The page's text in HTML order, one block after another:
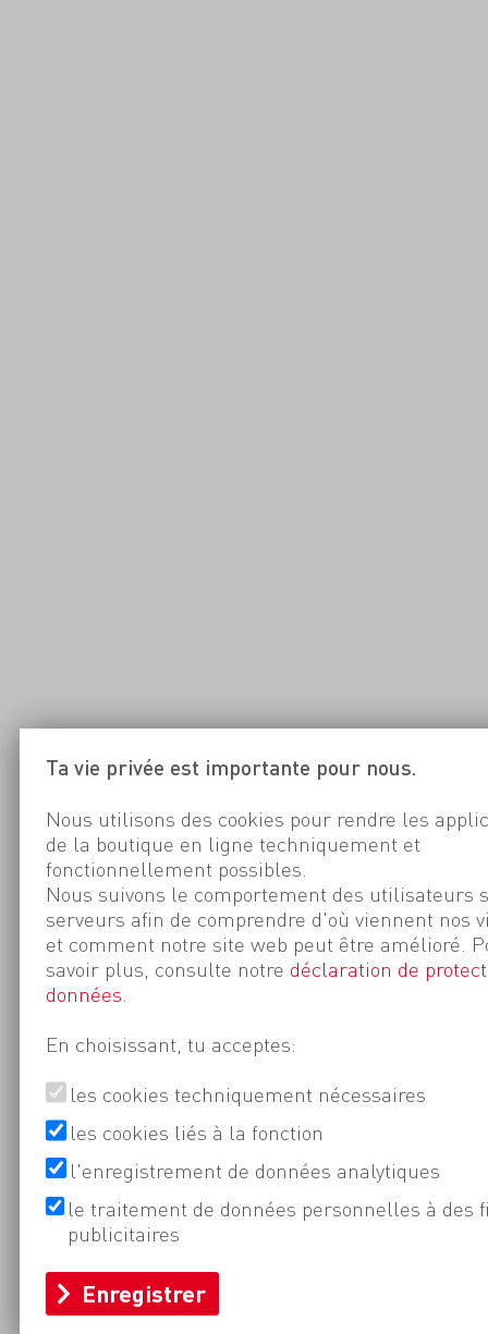
Ta vie privée est importante pour nous.
Nous utilisons des cookies pour rendre les
de la boutique en ligne techniquement et
fonctionnellement possibles.
Nous suivons le comportement des utilisateurs
serveurs afin de comprendre d'où viennent nos
et comment notre site web peut être amélioré.
savoir plus, consulte notre déclaration de
données
En choisissant, tu acceptes:
les cookies techniquement nécessaires
les cookies liés à la fonction
l'enregistrement de données analytiques
le traitement de données personnelles à des
publicitaires
Enregistrer